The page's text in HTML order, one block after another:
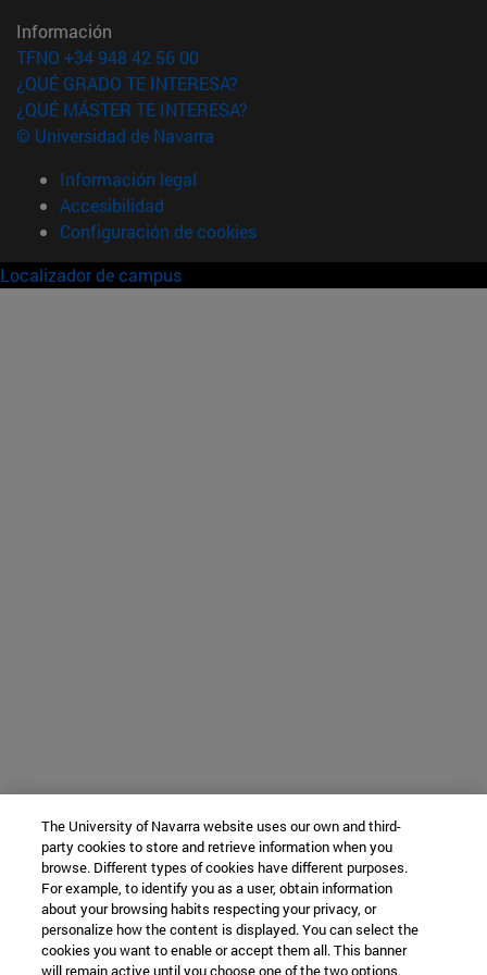
Información
TFNO +34 948 42 56 00
¿QUÉ GRADO TE INTERESA?
¿QUÉ MÁSTER TE INTERESA?
© Universidad de Navarra
Información legal
Accesibilidad
Configuración de cookies
Localizador de campus
The University of Navarra website uses our own and third-
party cookies to store and retrieve information when you
browse. Different types of cookies have different purposes.
For example, to identify you as a user, obtain information
about your browsing habits respecting your privacy, or
personalize how the content is displayed. You can select the
cookies you want to enable or accept them all. This banner
will remain active until you choose one of the two options.